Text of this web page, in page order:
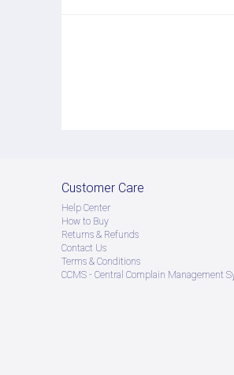
Customer Care
Help Center
How to Buy
Returns & Refunds
Contact Us
Terms & Conditions
CCMS - Central Complain Management